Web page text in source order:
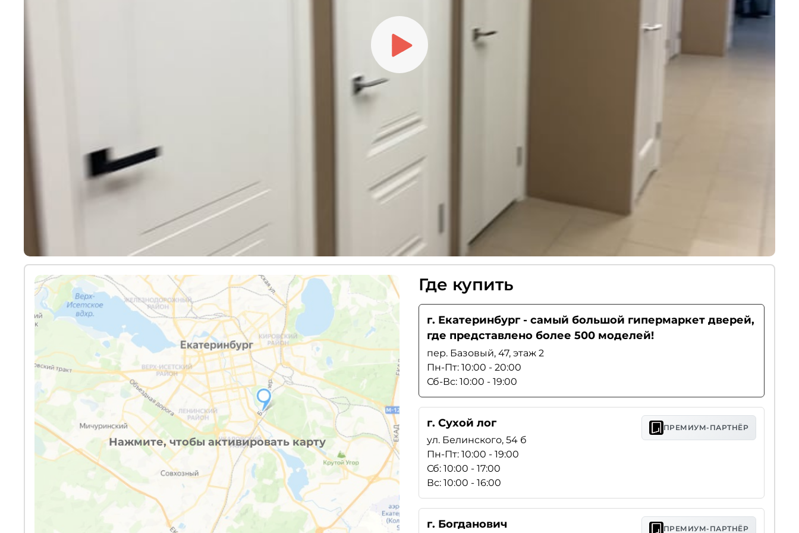
Нажмите, чтобы активировать карту
Где купить
г. Екатеринбург - самый большой гипермаркет дверей,
где представлено более 500 моделей!
пер. Базовый, 47, этаж 2
Пн-Пт: 10:00 - 20:00
Сб-Вс: 10:00 - 19:00
г. Сухой лог
ул. Белинского, 54 б
Пн-Пт: 10:00 - 19:00
Сб: 10:00 - 17:00
Вс: 10:00 - 16:00
ПРЕМИУМ-ПАРТНЁР
г. Богданович ПРЕМИУМ-ПАРТНЁР